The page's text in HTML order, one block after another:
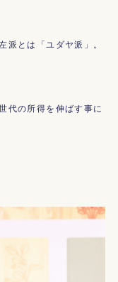
派とは「ユダヤ派」。
代の所得を伸ばす事に